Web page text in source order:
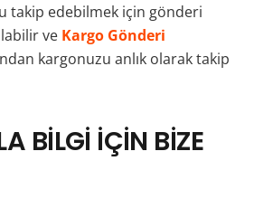
takip edebilmek için gönderi
ve Kargo Gönderi
kargonuzu anlık olarak takip
BİLGİ İÇİN BİZE